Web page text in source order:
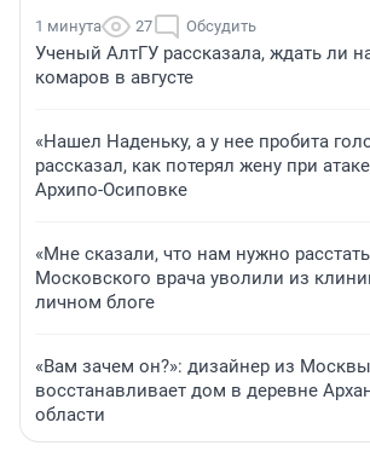
1 минута 27 Обсудить
Ученый АлтГУ рассказала, ждать ли
комаров в августе
«Нашел Наденьку, а у нее пробита
рассказал, как потерял жену при
Архипо-Осиповке
«Мне сказали, что нам нужно
Московского врача уволили из
личном блоге
«Вам зачем он?»: дизайнер из
восстанавливает дом в деревне
области